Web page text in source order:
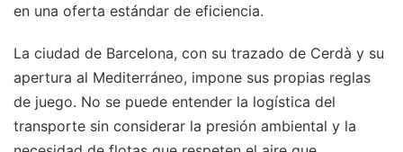
en una oferta estándar de eficiencia.
La ciudad de Barcelona, con su trazado de Cerdà y su
apertura al Mediterráneo, impone sus propias reglas
de juego. No se puede entender la logística del
transporte sin considerar la presión ambiental y la